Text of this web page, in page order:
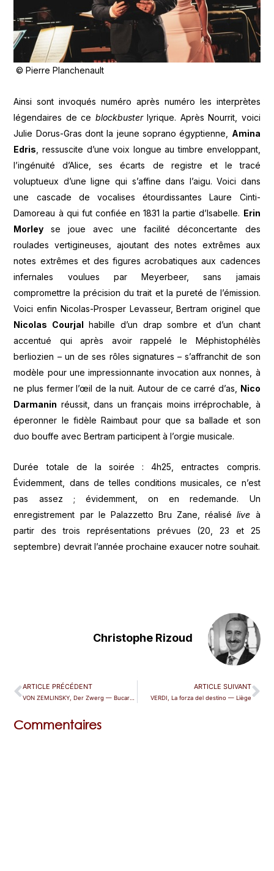
© Pierre Planchenault
Ainsi sont invoqués numéro après numéro les interprètes
légendaires de ce blockbusterlyrique. Après Nourrit, voici
Julie Dorus-Gras dont la jeune soprano égyptienne, Amina
Edris , ressuscite d’une voix longue au timbre enveloppant,
l’ingénuité d’Alice, ses écarts de registre et le tracé
voluptueux d’une ligne qui s’affine dans l’aigu. Voici dans
une cascade de vocalises étourdissantes Laure Cinti-
Damoreau à qui fut confiée en 1831 la partie d’Isabelle. Erin
Morley se joue avec une facilité déconcertante des
roulades vertigineuses, ajoutant des notes extrêmes aux
notes extrêmes et des figures acrobatiques aux cadences
infernales voulues par Meyerbeer, sans jamais
compromettre la précision du trait et la pureté de l’émission.
Voici enfin Nicolas-Prosper Levasseur, Bertram originel que
Nicolas Courjal habille d’un drap sombre et d’un chant
accentué qui après avoir rappelé le Méphistophélès
berliozien – un de ses rôles signatures – s’affranchit de son
modèle pour une impressionnante invocation aux nonnes, à
ne plus fermer l’œil de la nuit. Autour de ce carré d’as, Nico
Darmanin réussit, dans un français moins irréprochable, à
éperonner le fidèle Raimbaut pour que sa ballade et son
duo bouffe avec Bertram participent à l’orgie musicale.
Durée totale de la soirée : 4h25, entractes compris.
Évidemment, dans de telles conditions musicales, ce n’est
pas assez ; évidemment, on en redemande. Un
enregistrement par le Palazzetto Bru Zane, réalisélive à
partir des trois représentations prévues (20, 23 et 25
septembre) devrait l’année prochaine exaucer notre souhait.
Christophe Rizoud
ARTICLE PRÉCÉDENT
VON ZEMLINSKY, Der Zwerg — Bucarest
ARTICLE SUIVANT
VERDI, La forza del destino — Liège
Commentaires